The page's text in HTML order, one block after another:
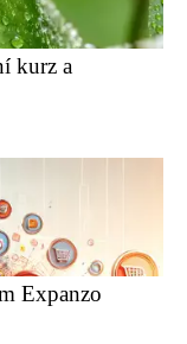
kurz a
Expanzo